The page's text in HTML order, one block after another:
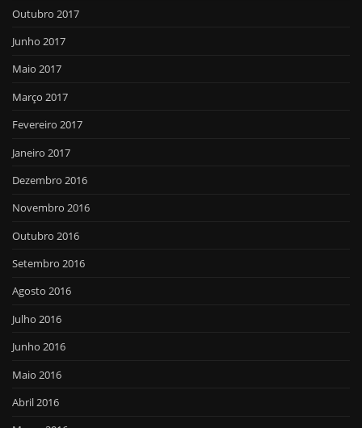
Outubro 2017
Junho 2017
Maio 2017
Março 2017
Fevereiro 2017
Janeiro 2017
Dezembro 2016
Novembro 2016
Outubro 2016
Setembro 2016
Agosto 2016
Julho 2016
Junho 2016
Maio 2016
Abril 2016